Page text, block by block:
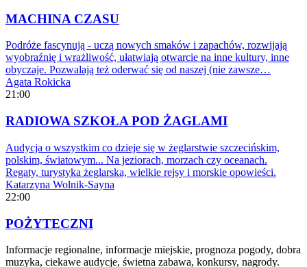
MACHINA CZASU
Podróże fascynują - uczą nowych smaków i zapachów, rozwijają
wyobraźnię i wrażliwość, ułatwiają otwarcie na inne kultury, inne
obyczaje. Pozwalają też oderwać się od naszej (nie zawsze…
Agata Rokicka
21:00
RADIOWA SZKOŁA POD ŻAGLAMI
Audycja o wszystkim co dzieje się w żeglarstwie szczecińskim,
polskim, światowym... Na jeziorach, morzach czy oceanach.
Regaty, turystyka żeglarska, wielkie rejsy i morskie opowieści.
Katarzyna Wolnik-Sayna
22:00
POŻYTECZNI
Informacje regionalne, informacje miejskie, prognoza pogody, dobra
muzyka, ciekawe audycje, świetna zabawa, konkursy, nagrody.